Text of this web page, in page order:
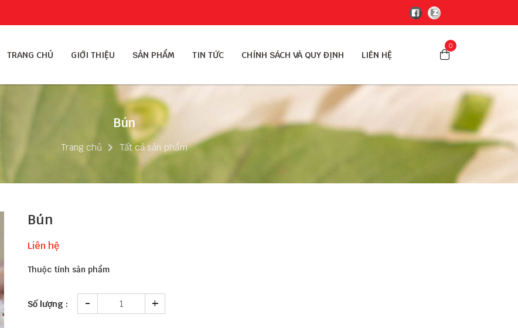
TRANG CHỦ GIỚI THIỆU SẢN PHẨM TIN TỨC CHÍNH SÁCH VÀ QUY ĐỊNH LIÊN HỆ
0
Bún
Trang chủ Tất cả sản phẩm
Bún
Liên hệ
Thuộc tính sản phẩm
Số lượng : - +